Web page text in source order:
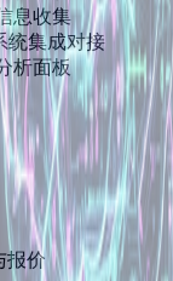
息收集
统集成对接
析面板
报价